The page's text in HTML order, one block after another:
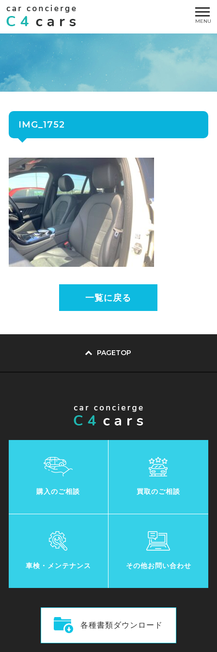
IMG_1752
一覧に戻る
PAGETOP
購入のご相談 買取のご相談
車検・メンテナンス その他お問い合わせ
各種書類ダウンロード